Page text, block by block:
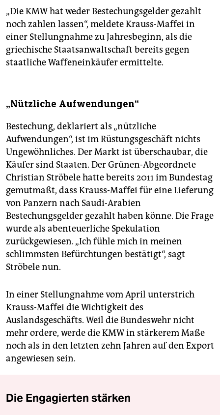
„Die KMW hat weder Bestechungsgelder gezahlt
noch zahlen lassen“, meldete Krauss-Maffei in
einer Stellungnahme zu Jahresbeginn, als die
griechische Staatsanwaltschaft bereits gegen
staatliche Waffeneinkäufer ermittelte.
„Nützliche Aufwendungen“
Bestechung, deklariert als „nützliche
Aufwendungen“, ist im Rüstungsgeschäft nichts
Ungewöhnliches. Der Markt ist überschaubar, die
Käufer sind Staaten. Der Grünen-Abgeordnete
Christian Ströbele hatte bereits 2011 im Bundestag
gemutmaßt, dass Krauss-Maffei für eine Lieferung
von Panzern nach Saudi-Arabien
Bestechungsgelder gezahlt haben könne. Die Frage
wurde als abenteuerliche Spekulation
zurückgewiesen. „Ich fühle mich in meinen
schlimmsten Befürchtungen bestätigt“, sagt
Ströbele nun.
In einer Stellungnahme vom April unterstrich
Krauss-Maffei die Wichtigkeit des
Auslandsgeschäfts. Weil die Bundeswehr nicht
mehr ordere, werde die KMW in stärkerem Maße
noch als in den letzten zehn Jahren auf den Export
angewiesen sein.
Die Engagierten stärken